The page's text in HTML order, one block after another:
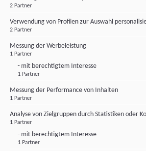
2 Partner
Verwendung von Profilen zur Auswahl
2 Partner
Messung der Werbeleistung
1 Partner
- mit berechtigtem Interesse
1 Partner
Messung der Performance von Inhalten
1 Partner
Analyse von Zielgruppen durch Statistiken oder
1 Partner
- mit berechtigtem Interesse
1 Partner